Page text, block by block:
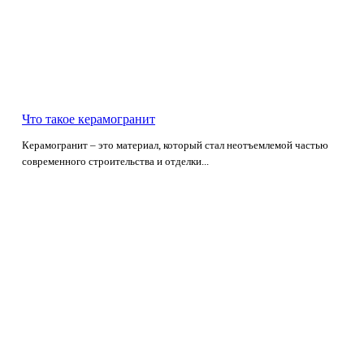
Что такое керамогранит
Керамогранит – это материал, который стал неотъемлемой частью
современного строительства и отделки...